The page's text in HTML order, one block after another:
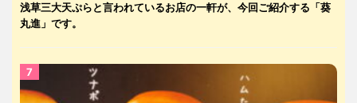
浅草三大天ぷらと言われているお店の一軒が、今回ご紹介する「葵
丸進」です。